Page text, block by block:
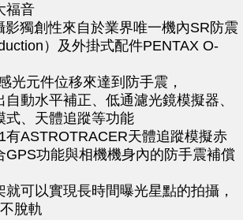
福音
影獨創性來自於業界唯一機內SR防震
）及外掛式配件PENTAX O-
光元件位移來達到防手震，
動水平補正、低通濾光鏡模擬器、
式、天體追蹤等功能
有ASTROTRACER天體追蹤模擬赤
GPS功能與相機機身內的防手震補償
可以實現長時間曝光星點的拍攝，
脫軌